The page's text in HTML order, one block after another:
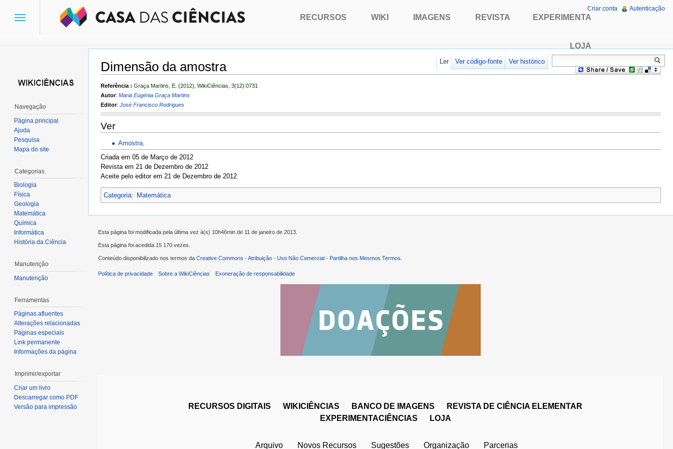
Dimensão da amostra
Ir para:navegação,pesquisa
Referência : Graça Martins, E. (2012), WikiCiências, 3(12):0731
Autor: Maria Eugénia Graça Martins
Editor: José Francisco Rodrigues
Ver
Amostra.
Criada em 05 de Março de 2012
Revista em 21 de Dezembro de 2012
Aceite pelo editor em 21 de Dezembro de 2012
Categoria: Matemática
Toggle
RECURSOS WIKI IMAGENS REVISTA EXPERIMENTA
LOJA
Criar conta Autenticação
Ler Ver código-fonte Ver histórico
Navegação
Página principal
Ajuda
Pesquisa
Mapa do site
Categorias
Biologia
Física
Geologia
Matemática
Química
Informática
História da Ciência
Manutenção
Manutenção
Ferramentas
Páginas afluentes
Alterações relacionadas
Páginas especiais
Link permanente
Informações da página
Imprimir/exportar
Criar um livro
Descarregar como PDF
Versão para impressão
Esta página foi modificada pela última vez à(s) 10h46min de 11 de janeiro de 2013.
Esta página foi acedida 15 170 vezes.
Conteúdo disponibilizado nos termos da Creative Commons - Atribuição - Uso Não Comercial - Partilha nos Mesmos Termos.
Política de privacidade Sobre a WikiCiências Exoneração de responsabilidade
RECURSOS DIGITAIS WIKICIÊNCIAS BANCO DE IMAGENS
REVISTA DE CIÊNCIA ELEMENTAR
EXPERIMENTACIÊNCIAS
LOJA
Arquivo Novos Recursos Sugestões Organização Parcerias